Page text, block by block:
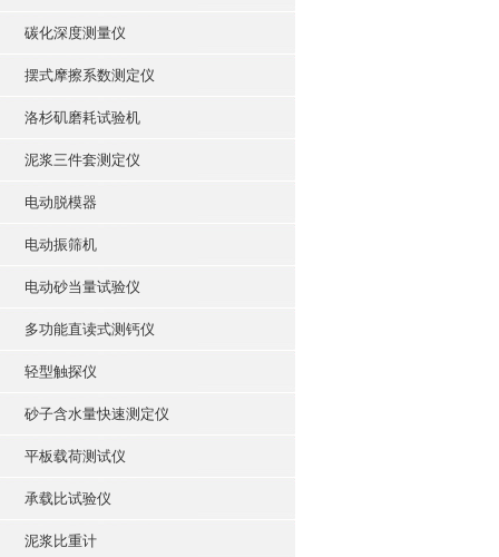
碳化深度测量仪
摆式摩擦系数测定仪
洛杉矶磨耗试验机
泥浆三件套测定仪
电动脱模器
电动振筛机
电动砂当量试验仪
多功能直读式测钙仪
轻型触探仪
砂子含水量快速测定仪
平板载荷测试仪
承载比试验仪
泥浆比重计